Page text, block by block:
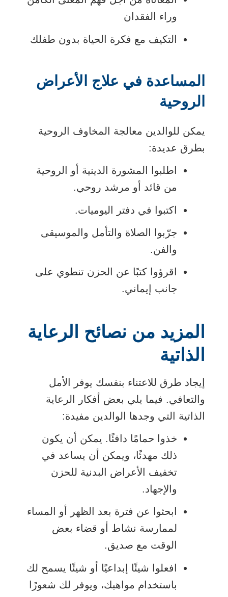
وراء الفقدان
التكيف مع فكرة الحياة بدون طفلك
المساعدة في علاج الأعراض
الروحية
يمكن للوالدين معالجة المخاوف الروحية
بطرق عديدة:
اطلبوا المشورة الدينية أو الروحية
من قائد أو مرشد روحي.
اكتبوا في دفتر اليوميات.
جرّبوا الصلاة والتأمل والموسيقى
والفن.
اقرؤوا كتبًا عن الحزن تنطوي على
جانب إيماني.
المزيد من نصائح الرعاية
الذاتية
إيجاد طرق للاعتناء بنفسك يوفر الأمل
والتعافي. فيما يلي بعض أفكار الرعاية
الذاتية التي وجدها الوالدين مفيدة:
خذوا حمامًا دافئًا. يمكن أن يكون
ذلك مهدئًا، ويمكن أن يساعد في
تخفيف الأعراض البدنية للحزن
والإجهاد.
ابحثوا عن فترة بعد الظهر أو المساء
لممارسة نشاط أو قضاء بعض
الوقت مع صديق.
افعلوا شيئًا إبداعيًا أو شيئًا يسمح لك
باستخدام مواهبك، ويوفر لك شعورًا